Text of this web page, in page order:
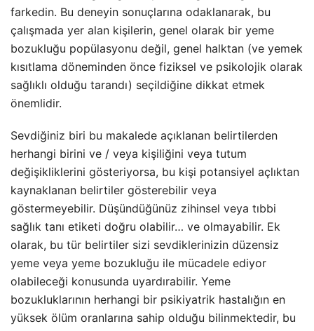
farkedin. Bu deneyin sonuçlarına odaklanarak, bu
çalışmada yer alan kişilerin, genel olarak bir yeme
bozukluğu popülasyonu değil, genel halktan (ve yemek
kısıtlama döneminden önce fiziksel ve psikolojik olarak
sağlıklı olduğu tarandı) seçildiğine dikkat etmek
önemlidir.
Sevdiğiniz biri bu makalede açıklanan belirtilerden
herhangi birini ve / veya kişiliğini veya tutum
değişikliklerini gösteriyorsa, bu kişi potansiyel açlıktan
kaynaklanan belirtiler gösterebilir veya
göstermeyebilir. Düşündüğünüz zihinsel veya tıbbi
sağlık tanı etiketi doğru olabilir… ve olmayabilir. Ek
olarak, bu tür belirtiler sizi sevdiklerinizin düzensiz
yeme veya yeme bozukluğu ile mücadele ediyor
olabileceği konusunda uyardırabilir. Yeme
bozukluklarının herhangi bir psikiyatrik hastalığın en
yüksek ölüm oranlarına sahip olduğu bilinmektedir, bu